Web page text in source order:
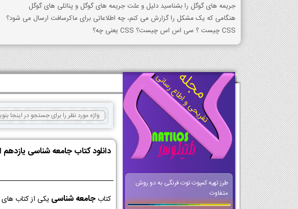
جریمه های گوگل را بشناسید دلیل و علت جریمه های گوگل و پناتلی های گوگل
هنگامی که یک مشکل را گزارش می کنم، چه اطلاعاتی برای ماکرسافت ارسال می شود؟
CSS چیست ؟ سی اس اس چیست؟ CSS یعنی چه؟
طرز تهیه کمپوت توت فرنگی به دو روش
متفاوت
دانلود کتاب جامعه شناسی یازدهم
کتابجامعه شناسی یکی از کتاب